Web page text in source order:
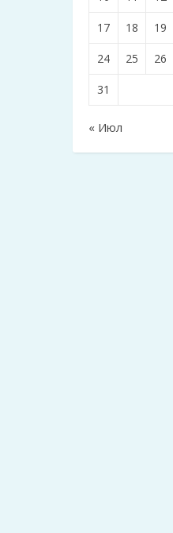
17 18 19
24 25 26
31
« Июл